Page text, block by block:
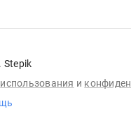
Stepik
использования и